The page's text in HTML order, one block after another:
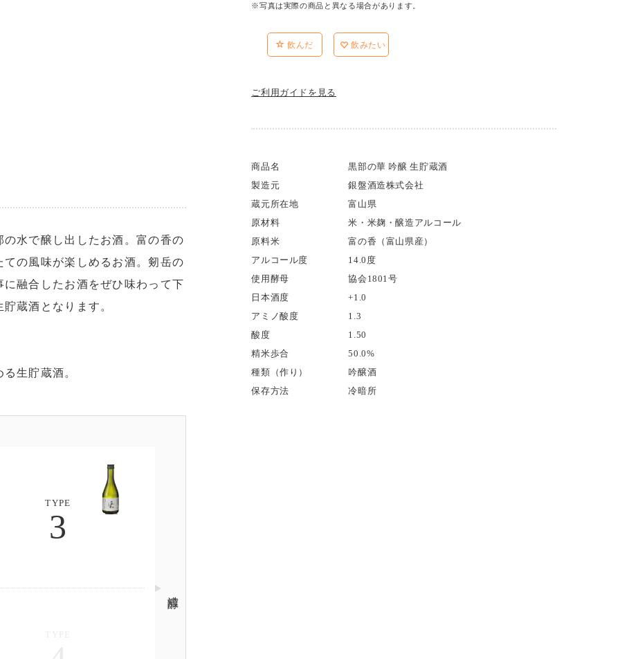
※写真は実際の商品と異なる場合があります。
飲んだ 飲みたい
ご利用ガイドを見る
商品名
黒部の華 吟醸 生貯蔵酒
製造元
銀盤酒造株式会社
蔵元所在地
富山県
原材料
米・米麹・醸造アルコール
原料米
富の香（富山県産）
アルコール度
14.0度
使用酵母
協会1801号
日本酒度
+1.0
アミノ酸度
1.3
酸度
1.50
精米歩合
50.0%
種類（作り）
吟醸酒
保存方法
冷暗所
水で醸し出したお酒。富の香の
の風味が楽しめるお酒。剱岳の
融合したお酒をぜひ味わって下
蔵酒となります。
生貯蔵酒。
TYPE
3